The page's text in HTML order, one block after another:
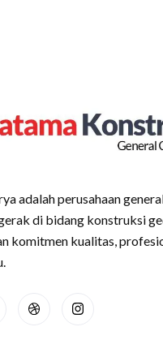
adalah perusahaan
di bidang konstruksi
komitmen kualitas,